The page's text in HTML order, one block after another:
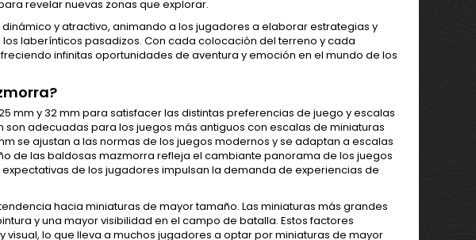
revelar nuevas zonas que explorar.
y atractivo, animando a los jugadores a elaborar estrategias y
laberínticos pasadizos. Con cada colocación del terreno y cada
infinitas oportunidades de aventura y emoción en el mundo de los
mm y 32 mm para satisfacer las distintas preferencias de juego y escalas
adecuadas para los juegos más antiguos con escalas de miniaturas
se ajustan a las normas de los juegos modernos y se adaptan a escalas
de las baldosas mazmorra refleja el cambiante panorama de los juegos
de los jugadores impulsan la demanda de experiencias de
hacia miniaturas de mayor tamaño. Las miniaturas más grandes
y una mayor visibilidad en el campo de batalla. Estos factores
lo que lleva a muchos jugadores a optar por miniaturas de mayor